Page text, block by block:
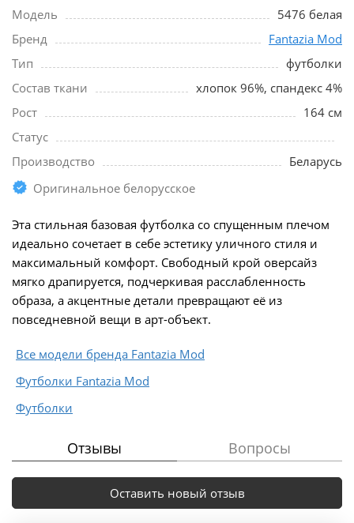
Модель
5476 белая
Бренд
Fantazia Mod
Тип
футболки
Состав ткани
хлопок 96%, спандекс 4%
Рост
164 см
Статус
Производство
Беларусь
Оригинальное белорусское
Эта стильная базовая футболка со спущенным плечом
идеально сочетает в себе эстетику уличного стиля и
максимальный комфорт. Свободный крой оверсайз
мягко драпируется, подчеркивая расслабленность
образа, а акцентные детали превращают её из
повседневной вещи в арт-объект.
Все модели бренда Fantazia Mod
Футболки Fantazia Mod
Футболки
Отзывы Вопросы
Оставить новый отзыв